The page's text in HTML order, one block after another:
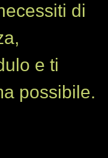
di
e ti
possibile.